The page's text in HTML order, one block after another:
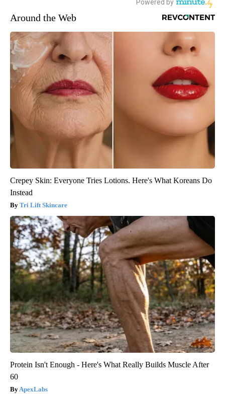
Around the Web
Crepey Skin: Everyone Tries Lotions. Here's What Koreans Do
Instead
Tri Lift Skincare
Protein Isn't Enough - Here's What Really Builds Muscle After
60
ApexLabs